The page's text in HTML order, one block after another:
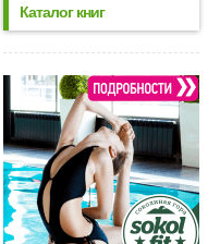
Каталог книг